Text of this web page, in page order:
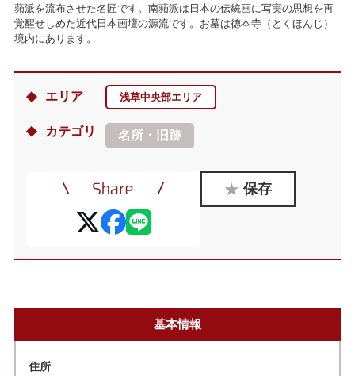
蘋派を流布させた名匠です。南蘋派は日本の伝統画に写実の思想を再
覚醒せしめた近代日本画壇の源流です。お墓は徳本寺（とくほんじ）
境内にあります。
エリア 浅草中央部エリア
カテゴリ 名所・旧跡
保存
基本情報
住所